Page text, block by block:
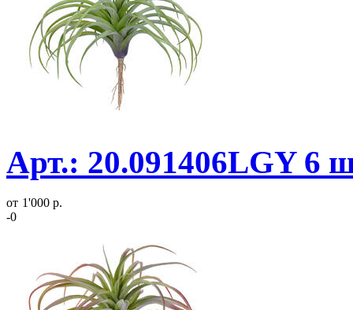
Арт.: 20.091406LGY 6
от 1'000 р.
-0